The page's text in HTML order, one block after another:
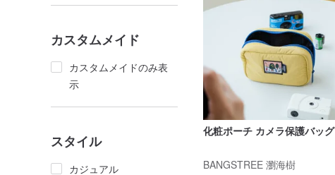
カスタムメイド
カスタムメイドのみ表
示
スタイル
カジュアル
化粧ポーチ カメラ保護バッグ
BANGSTREE 瀏海樹